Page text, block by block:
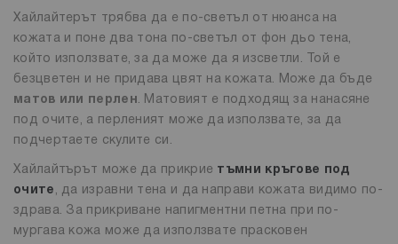
Хайлайтерът трябва да е по-светъл от нюанса на
кожата и поне два тона по-светъл от фон дьо тена,
който използвате, за да може да я изсветли. Той е
безцветен и не придава цвят на кожата. Може да бъде
матов или перлен. Матовият е подходящ за нанасяне
под очите, а перленият може да използвате, за да
подчертаете скулите си.
Хайлайтърът може да прикрие тъмни кръгове под
очите , да изравни тена и да направи кожата видимо по-
здрава. За прикриване напигментни петна при по-
мургава кожа може да използвате прасковен